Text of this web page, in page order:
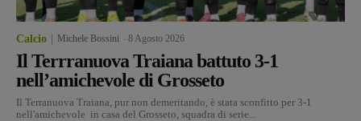
Calcio Michele Bossini 8 Agosto 2026
Il Terrranuova Traiana battuto 3-1
nell’amichevole di Grosseto
Il Terranuova Traiana, pur non demeritando, è stata sconfitto per 3-1
nell'amichevole in casa del Grosseto, squadra di serie...